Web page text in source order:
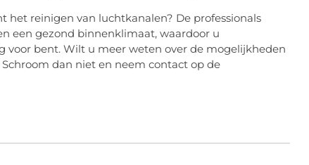
het reinigen van luchtkanalen? De professionals
een gezond binnenklimaat, waardoor u
voor bent. Wilt u meer weten over de mogelijkheden
dan niet en neem contact op de